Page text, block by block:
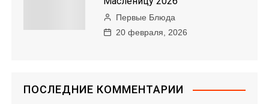
Первые Блюда
20 февраля, 2026
ПОСЛЕДНИЕ КОММЕНТАРИИ